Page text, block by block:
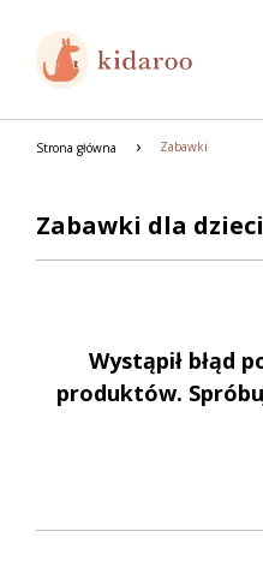
Strona główna Zabawki
Zabawki dla dzieci
Wystąpił błąd
produktów.